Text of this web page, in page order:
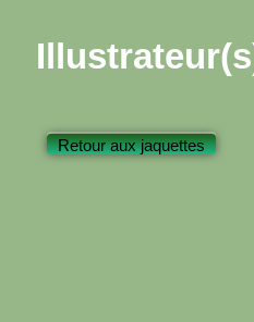
Retour aux jaquettes